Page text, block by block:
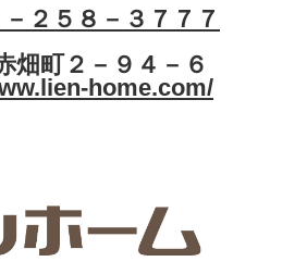
－２５８－３７７７
赤畑町２－９４－６
home.com/